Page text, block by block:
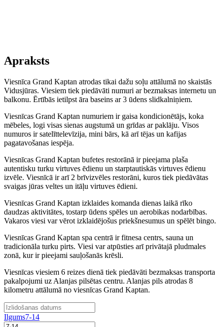
Apraksts
Viesnīca Grand Kaptan atrodas tikai dažu soļu attālumā no skaistās
Vidusjūras. Viesiem tiek piedāvāti numuri ar bezmaksas internetu un
balkonu. Ērtībās ietilpst āra baseins ar 3 ūdens slidkalniņiem.
Viesnīcas Grand Kaptan numuriem ir gaisa kondicionētājs, koka
mēbeles, logi visas sienas augstumā un grīdas ar paklāju. Visos
numuros ir satelīttelevīzija, mini bārs, kā arī tējas un kafijas
pagatavošanas iespēja.
Viesnīcas Grand Kaptan bufetes restorānā ir pieejama plaša
autentisku turku virtuves ēdienu un starptautiskās virtuves ēdienu
izvēle. Viesnīcā ir arī 2 brīvizvēles restorāni, kuros tiek piedāvātas
svaigas jūras veltes un itāļu virtuves ēdieni.
Viesnīcas Grand Kaptan izklaides komanda dienas laikā rīko
daudzas aktivitātes, tostarp ūdens spēles un aerobikas nodarbības.
Vakaros viesi var vērot izklaidējošus priekšnesumus un spēlēt bingo.
Viesnīcas Grand Kaptan spa centrā ir fitnesa centrs, sauna un
tradicionāla turku pirts. Viesi var atpūsties arī privātajā pludmales
zonā, kur ir pieejami sauļošanās krēsli.
Viesnīcas viesiem 6 reizes dienā tiek piedāvāti bezmaksas transporta
pakalpojumi uz Alanjas pilsētas centru. Alanjas pils atrodas 8
kilometru attālumā no viesnīcas Grand Kaptan.
Ilgums7-14